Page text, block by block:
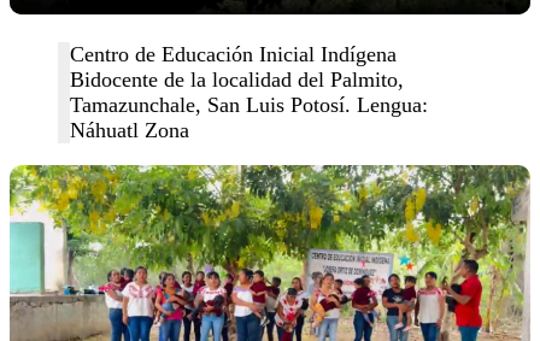
Centro de Educación Inicial Indígena
Bidocente de la localidad del Palmito,
Tamazunchale, San Luis Potosí. Lengua:
Náhuatl Zona